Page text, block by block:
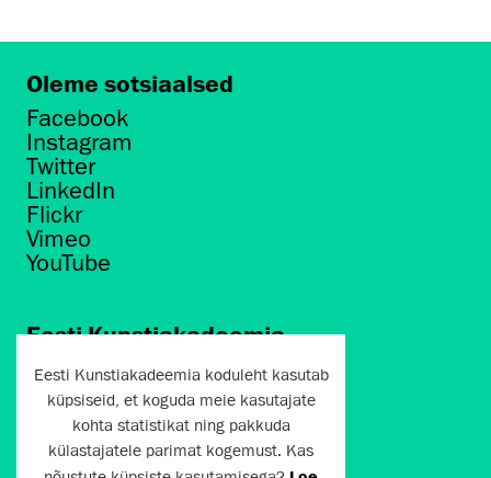
Oleme sotsiaalsed
Facebook
Instagram
Twitter
LinkedIn
Flickr
Vimeo
YouTube
Eesti Kunstiakadeemia
Põhja puiestee 7
Tallinn 10412
artun@artun.ee
+372 6267301
Eesti Kunstiakadeemia koduleht kasutab
küpsiseid, et koguda meie kasutajate
kohta statistikat ning pakkuda
külastajatele parimat kogemust. Kas